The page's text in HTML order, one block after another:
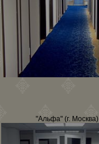
"Альфа" (г. Москва)